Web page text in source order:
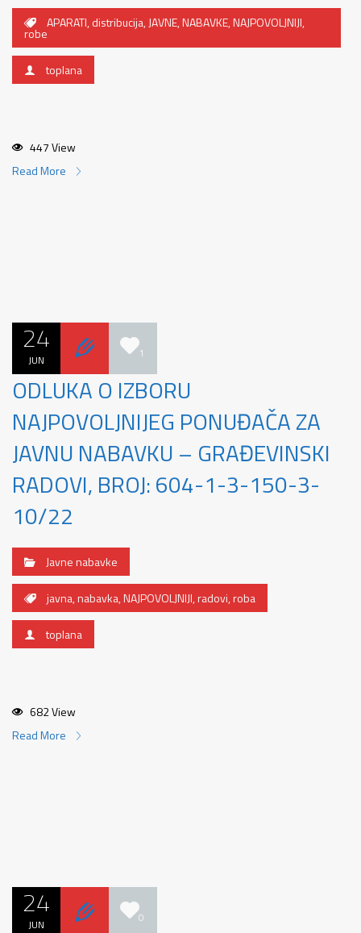
APARATI,distribucija,JAVNE,NABAVKE,NAJPOVOLJNIJI,
robe
toplana
447 View
Read More
24
JUN 1
ODLUKA O IZBORU
NAJPOVOLJNIJEG PONUĐAČA ZA
JAVNU NABAVKU – GRAĐEVINSKI
RADOVI, BROJ: 604-1-3-150-3-
10/22
Javne nabavke
javna,nabavka,NAJPOVOLJNIJI,radovi,roba
toplana
682 View
Read More
24
JUN 0